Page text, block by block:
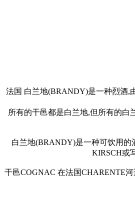
法国 白兰地(BRANDY)是一种烈酒,
所有的干邑都是白兰地,但所有的白
白兰地(BRANDY)是一种可饮用的
KIRSCH或
干邑COGNAC 在法国CHARENTE